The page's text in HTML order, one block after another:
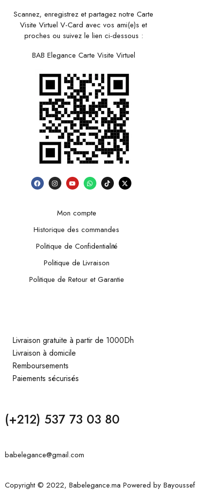
Scannez, enregistrez et partagez notre Carte
Visite Virtuel V-Card avec vos ami(e)s et
proches ou suivez le lien ci-dessous :
BAB Elegance Carte Visite Virtuel
Mon compte
Historique des commandes
Politique de Confidentialité
Politique de Livraison
Politique de Retour et Garantie
Livraison gratuite à partir de 1000Dh
Livraison à domicile
Remboursements
Paiements sécurisés
(+212) 537 73 03 80
babelegance@gmail.com
Copyright © 2022, Babelegance.ma Powered by Bayoussef